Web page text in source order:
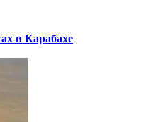
в Карабахе